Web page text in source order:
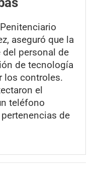
aseguró que la
personal de
de tecnología
los controles.
el
teléfono
de